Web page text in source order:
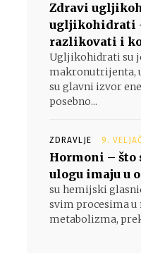
Zdravi
ugljikohidrati
razlikovati i
Ugljikohidrati su
makronutrijenta,
su glavni izvor
posebno...
ZDRAVLJE 9.
Hormoni – što
ulogu imaju u
su hemijski
svim procesima u
metabolizma,